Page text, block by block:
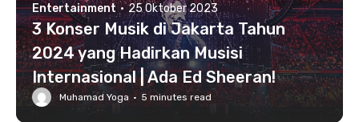
Entertainment · 25 Oktober 2023
3 Konser Musik di Jakarta Tahun
2024 yang Hadirkan Musisi
Internasional | Ada Ed Sheeran!
Muhamad Yoga · 5 minutes read